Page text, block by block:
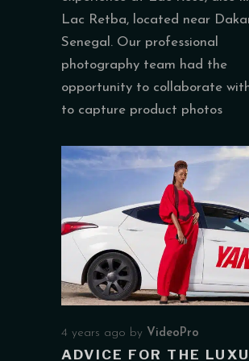
Lac Retba, located near
Senegal. Our professional
photography team had the
opportunity to collaborate
to capture product photos
4 years ago by VideoPro
ADVICE FOR THE